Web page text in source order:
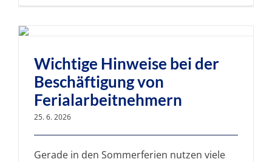
Wichtige Hinweise bei der
Beschäftigung von
Ferialarbeitnehmern
25. 6. 2026
Gerade in den Sommerferien nutzen viele